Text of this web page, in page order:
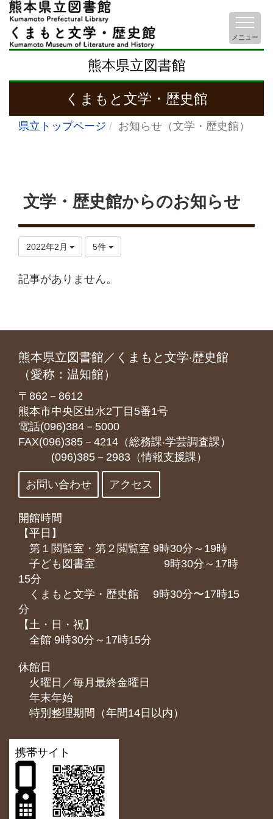
熊本県立図書館
くまもと文学・歴史館
メニュー
県立トップページ お知らせ（文学・歴史館）
文学・歴史館からのお知らせ
2022年2月 5件
記事がありません。
熊本県立図書館／くまもと文学‧歴史館
（愛称：温知館）
〒862－8612
熊本市中央区出水2丁目5番1号
電話(096)384－5000
FAX(096)385－4214（総務課‧学芸調査課）
(096)385－2983（情報支援課）
お問い合わせ アクセス
開館時間
【平日】
第１閲覧室・第２閲覧室 9時30分～19時
子ども図書室 9時30分～17時
15分
くまもと⽂学・歴史館 9時30分〜17時15
分
【土・日・祝】
全館 9時30分～17時15分
休館日
火曜日／毎月最終金曜日
年末年始
特別整理期間（年間14日以内）
携帯サイト